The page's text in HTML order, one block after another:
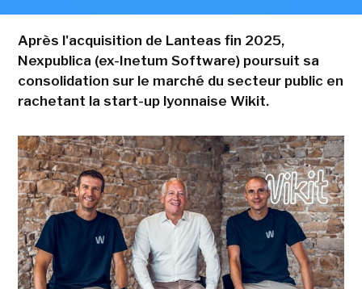
Après l'acquisition de Lanteas fin 2025,
Nexpublica (ex-Inetum Software) poursuit sa
consolidation sur le marché du secteur public en
rachetant la start-up lyonnaise Wikit.